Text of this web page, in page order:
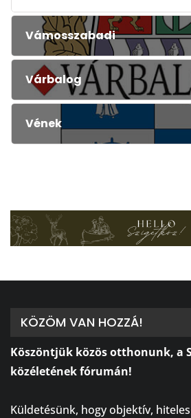
Vámosszabadi
Várbalog
Vének
KÖZÖM VAN HOZZÁ!
Köszöntjük közös otthonunk, a
közéletének fórumán!
Küldetésünk, hogy objektív,